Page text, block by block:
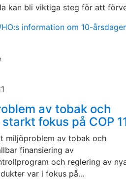
kan bli viktiga steg för att
information om 10-
av tobak och
fokus på COP
miljöproblem av tobak och
finansiering av
och reglering av
var i fokus på...